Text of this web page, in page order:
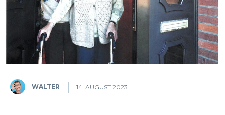
WALTER 14. AUGUST 2023